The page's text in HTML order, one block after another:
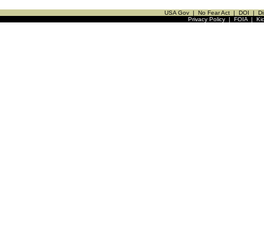
USA Gov | No Fear Act | DOI |
Privacy Policy| FOIA|